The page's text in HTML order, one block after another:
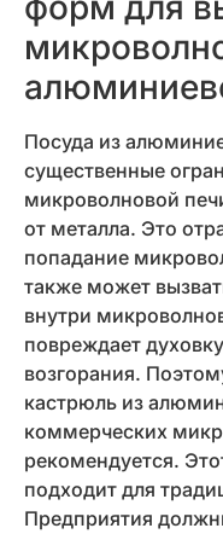
Посуда из
существенные
микроволновой
от металла. Это
попадание
также может
внутри
повреждает
возгорания.
кастрюль из
коммерческих
рекомендуется.
подходит для
Предприятия